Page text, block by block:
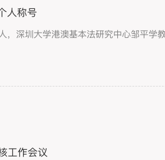
人称号
深圳大学港澳基本法研究中心邹平学
工作会议